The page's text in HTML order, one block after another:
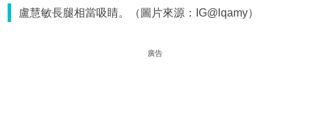
盧慧敏長腿相當吸睛。（圖片來源：IG@lqamy）
廣告